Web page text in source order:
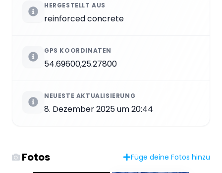
HERGESTELLT AUS
reinforced concrete
GPS KOORDINATEN
54.69600,25.27800
NEUESTE AKTUALISIERUNG
8. Dezember 2025 um 20:44
Fotos Füge deine Fotos hinzu